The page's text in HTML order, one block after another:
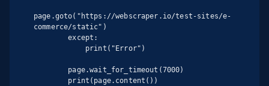
page.goto("https://webscraper.io/test-sites/e-
commerce/static")
        except: